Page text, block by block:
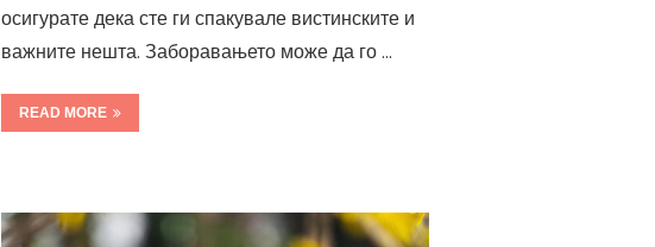
осигурате дека сте ги спакувале вистинските и
важните нешта. Заборавањето може да го …
READ MORE